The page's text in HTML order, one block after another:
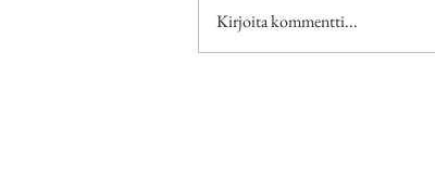
Kirjoita kommentti...